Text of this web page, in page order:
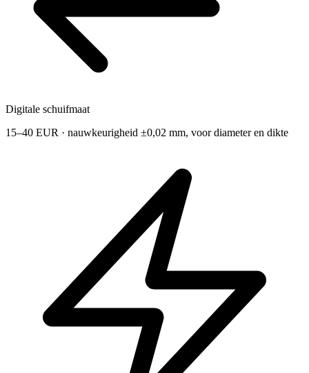
Digitale schuifmaat
15–40 EUR · nauwkeurigheid ±0,02 mm, voor diameter en dikte